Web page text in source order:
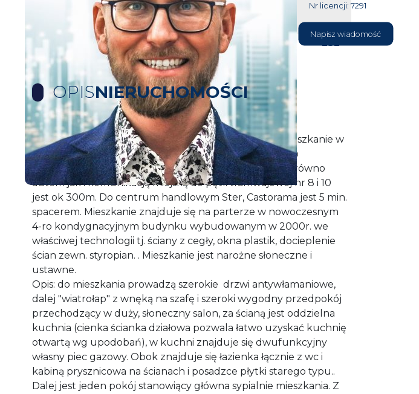
Nr licencji: 7291
604 177
232
Napisz wiadomość
OPISNIERUCHOMOŚCI
Na sprzedaż atrakcyjne komfortowe i nowoczesne mieszkanie w
dzielnicy Gumieńce przy ul. Polskich Marynarzy. Jest to
świetnalokalizacja z szybkim dojazdem do centrum zarówno
autem jak i komunikacją miejską do pętli tramwajowej nr 8 i 10
jest ok 300m. Do centrum handlowym Ster, Castorama jest 5 min.
spacerem. Mieszkanie znajduje się na parterze w nowoczesnym
4-ro kondygnacyjnym budynku wybudowanym w 2000r. we
właściwej technologii tj. ściany z cegły, okna plastik, docieplenie
ścian zewn. styropian. . Mieszkanie jest narożne słoneczne i
ustawne.
Opis: do mieszkania prowadzą szerokie drzwi antywłamaniowe,
dalej "wiatrołap" z wnęką na szafę i szeroki wygodny przedpokój
przechodzący w duży, słoneczny salon, za ścianą jest oddzielna
kuchnia (cienka ścianka działowa pozwala łatwo uzyskać kuchnię
otwartą wg upodobań), w kuchni znajduje się dwufunkcyjny
własny piec gazowy. Obok znajduje się łazienka łącznie z wc i
kabiną prysznicowa na ścianach i posadzce płytki starego typu..
Dalej jest jeden pokój stanowiący główna sypialnie mieszkania. Z